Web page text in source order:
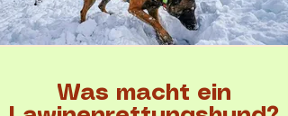
Was macht ein